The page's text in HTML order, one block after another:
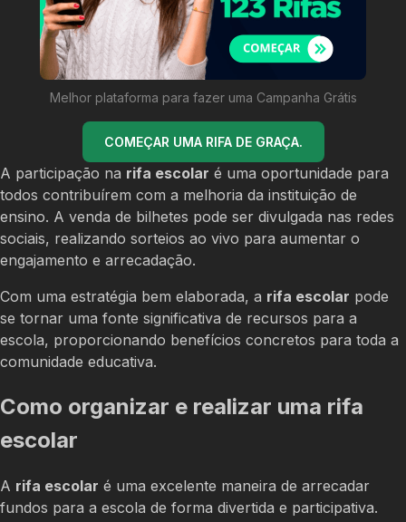
Melhor plataforma para fazer uma Campanha Grátis
COMEÇAR UMA RIFA DE GRAÇA.
A participação na rifa escolar é uma oportunidade para
todos contribuírem com a melhoria da instituição de
ensino. A venda de bilhetes pode ser divulgada nas redes
sociais, realizando sorteios ao vivo para aumentar o
engajamento e arrecadação.
Com uma estratégia bem elaborada, a rifa escolar pode
se tornar uma fonte significativa de recursos para a
escola, proporcionando benefícios concretos para toda a
comunidade educativa.
Como organizar e realizar uma rifa
escolar
A rifa escolar é uma excelente maneira de arrecadar
fundos para a escola de forma divertida e participativa.